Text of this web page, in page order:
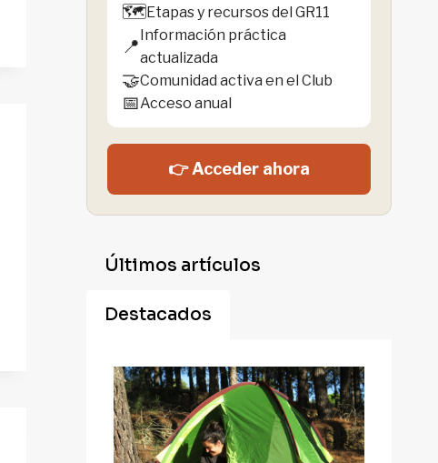
🗺️Etapas y recursos del GR11
📍
Información práctica
actualizada
🤝Comunidad activa en el Club
📅Acceso anual
👉 Acceder ahora
Últimos artículos
Destacados